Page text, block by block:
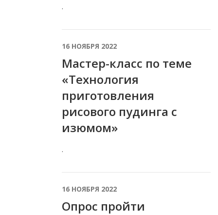
.
16 НОЯБРЯ 2022
Мастер-класс по теме
«Технология
приготовления
рисового пудинга с
изюмом»
.
16 НОЯБРЯ 2022
Опрос пройти